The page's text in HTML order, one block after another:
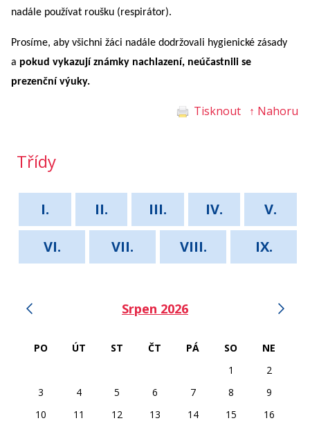
nadále používat roušku (respirátor).
Prosíme, aby všichni žáci nadále dodržovali hygienické zásady
a pokud vykazují známky nachlazení, neúčastnili se
prezenční výuky.
Tisknout ↑ Nahoru
Třídy
I. II. III. IV.
V.
VI.
VII. VIII. IX.
Srpen 2026
PO ÚT ST ČT PÁ SO
NE
1
2
3
4 5 6 7 8
9
10
11 12 13 14 15
16